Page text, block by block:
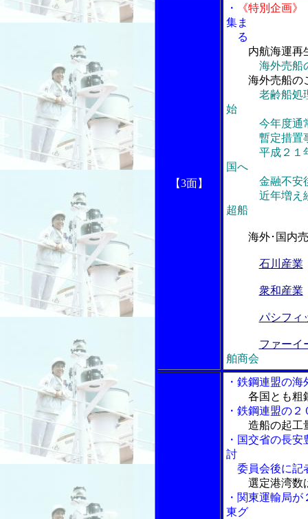
【3面】
・ 《特別企画》
集ま
る
内航海運再
海外売船
海外売船の
老齢船処
始
今年度通常
暫定措置事
平成２１年
国へ
金融不安後
近年増え続
超船
海外･国内
石川産業
衆和産業
パシフィ
ファーイ
舶商会
・鉄鋼連盟の
各国とも粗
・鉄鋼連盟の
造船の起工
・国交省の長
討
委員会後に記
選定港湾数
・関東運輸局
東グ